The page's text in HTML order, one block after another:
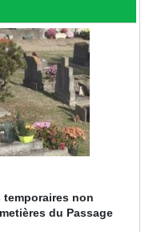
non
du Passage